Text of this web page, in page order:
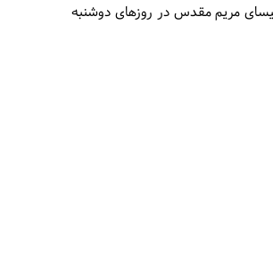
مریم مقدس در روزهای دوشنبه